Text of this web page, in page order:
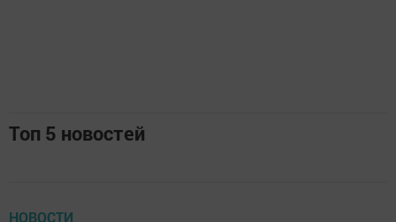
Топ 5 новостей
НОВОСТИ